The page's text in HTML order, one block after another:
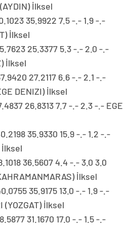
İlksel
35.9922 7.5 -.- 1.9 -.-
İlksel
25.3377 5.3 -.- 2.0 -.-
İlksel
27.2117 6.6 -.- 2.1 -.-
DENIZI) İlksel
26.8313 7.7 -.- 2.3 -.- EGE
35.9330 15.9 -.- 1.2 -.-
İlksel
36.5607 4.4 -.- 3.0 3.0
İlksel
35.9175 13.0 -.- 1.9 -.-
(YOZGAT) İlksel
31.1670 17.0 -.- 1.5 -.-